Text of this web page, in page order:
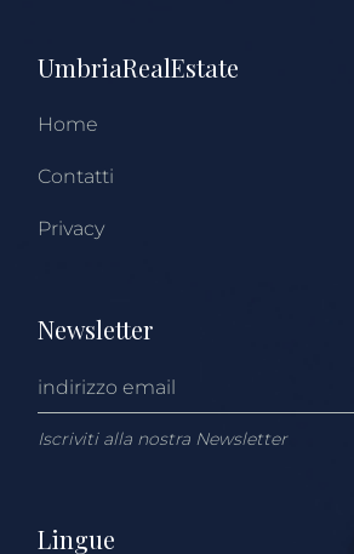
UmbriaRealEstate
Home
Contatti
Privacy
Newsletter
Iscriviti alla nostra Newsletter
Lingue